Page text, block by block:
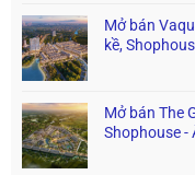
Mở bán
kề,
Mở bán The
Shophouse -